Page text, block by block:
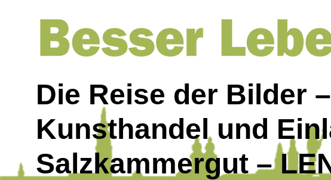
Die Reise der Bilder
Kunsthandel und
Salzkammergut –